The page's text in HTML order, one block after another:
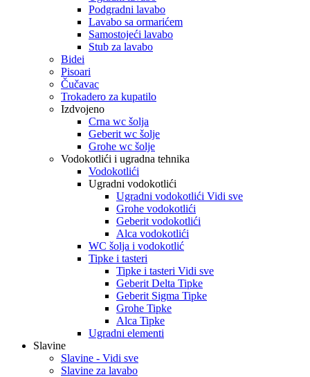
Podgradni lavabo
Lavabo sa ormarićem
Samostojeći lavabo
Stub za lavabo
Bidei
Pisoari
Čučavac
Trokadero za kupatilo
Izdvojeno
Crna wc šolja
Geberit wc šolje
Grohe wc šolje
Vodokotlići i ugradna tehnika
Vodokotlići
Ugradni vodokotlići
Ugradni vodokotlići Vidi sve
Grohe vodokotlići
Geberit vodokotlići
Alca vodokotlići
WC šolja i vodokotlić
Tipke i tasteri
Tipke i tasteri Vidi sve
Geberit Delta Tipke
Geberit Sigma Tipke
Grohe Tipke
Alca Tipke
Ugradni elementi
Slavine
Slavine - Vidi sve
Slavine za lavabo